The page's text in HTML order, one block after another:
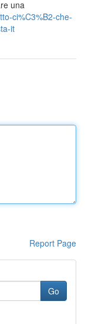
una
ci%C3%B2-che-
it
Report Page
Go